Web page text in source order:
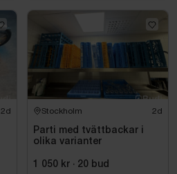
2d Stockholm 2d
Parti med tvättbackar i
olika varianter
1 050 kr · 20 bud